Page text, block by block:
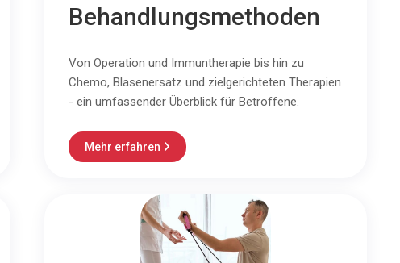
Behandlungsmethoden
Von Operation und Immuntherapie bis hin zu
Chemo, Blasenersatz und zielgerichteten Therapien
- ein umfassender Überblick für Betroffene.
Mehr erfahren 